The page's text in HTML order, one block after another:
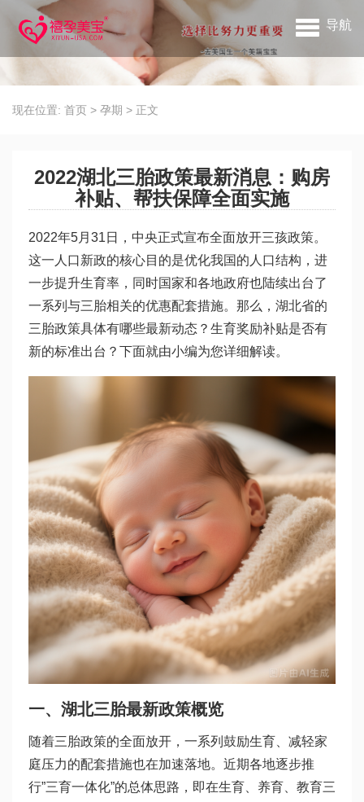
导航
现在位置: 首页 > 孕期 > 正文
2022湖北三胎政策最新消息：购房
补贴、帮扶保障全面实施
2022年5月31日，中央正式宣布全面放开三孩政策。
这一人口新政的核心目的是优化我国的人口结构，进
一步提升生育率，同时国家和各地政府也陆续出台了
一系列与三胎相关的优惠配套措施。那么，湖北省的
三胎政策具体有哪些最新动态？生育奖励补贴是否有
新的标准出台？下面就由小编为您详细解读。
一、湖北三胎最新政策概览
随着三胎政策的全面放开，一系列鼓励生育、减轻家
庭压力的配套措施也在加速落地。近期各地逐步推
行”三育一体化”的总体思路，即在生育、养育、教育三